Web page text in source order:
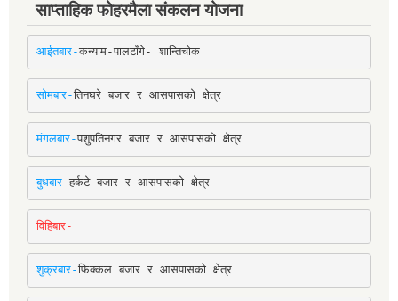
साप्ताहिक फोहरमैला संकलन योजना
आईतबार-कन्याम-पालटाँगे- शान्तिचोक
सोमबार-तिनघरे बजार र आसपासको क्षेत्र
मंगलबार-पशुपतिनगर बजार र आसपासको क्षेत्र
बुधबार-हर्कटे बजार र आसपासको क्षेत्र
विहिबार-
शुक्रबार-फिक्कल बजार र आसपासको क्षेत्र